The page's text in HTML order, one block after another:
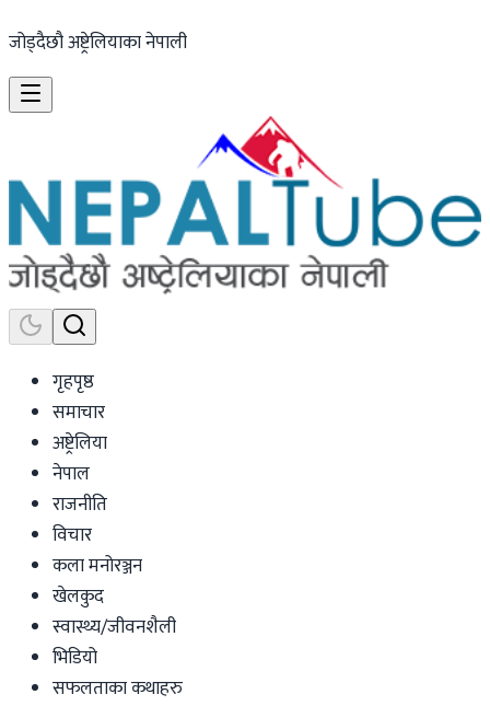
जोड्दैछौ अष्ट्रेलियाका नेपाली
गृहपृष्ठ
समाचार
अष्ट्रेलिया
नेपाल
राजनीति
विचार
कला मनोरञ्जन
खेलकुद
स्वास्थ्य/जीवनशैली
भिडियो
सफलताका कथाहरु